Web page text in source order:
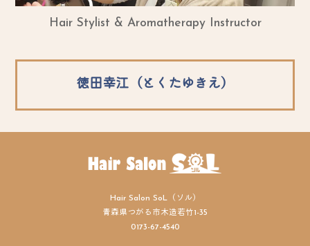
Hair Stylist & Aromatherapy Instructor
徳田幸江（とくたゆきえ）
Hair Salon SoL（ソル）
青森県つがる市木造若竹1-35
0173-67-4540